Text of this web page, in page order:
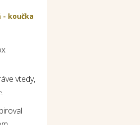
- koučka
vtedy,